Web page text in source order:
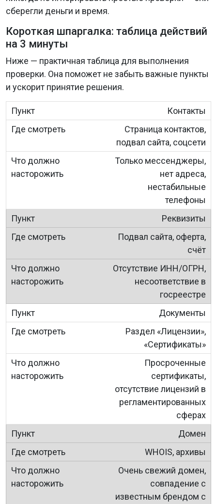
сберегли деньги и время.
Короткая шпаргалка: таблица действий
на 3 минуты
Ниже — практичная таблица для выполнения
проверки. Она поможет не забыть важные пункты
и ускорит принятие решения.
Контакты
Страница контактов,
подвал сайта, соцсети
Только мессенджеры,
нет адреса,
нестабильные
телефоны
Реквизиты
Подвал сайта, оферта,
счёт
Отсутствие ИНН/ОГРН,
несоответствие в
госреестре
Документы
Раздел «Лицензии»,
«Сертификаты»
Просроченные
сертификаты,
отсутствие лицензий в
регламентированных
сферах
Домен
WHOIS, архивы
Очень свежий домен,
совпадение с
известным брендом с